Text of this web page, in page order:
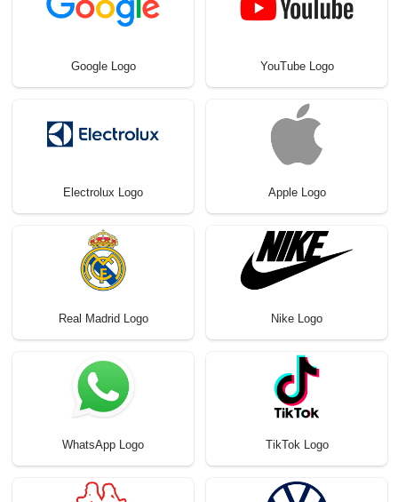
Google Logo YouTube Logo
Electrolux Logo Apple Logo
Real Madrid Logo Nike Logo
WhatsApp Logo TikTok Logo